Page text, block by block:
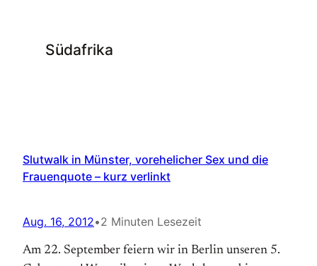
Südafrika
Slutwalk in Münster, vorehelicher Sex und die
Frauenquote – kurz verlinkt
Aug. 16, 2012•2 Minuten Lesezeit
Am 22. September feiern wir in Berlin unseren 5.